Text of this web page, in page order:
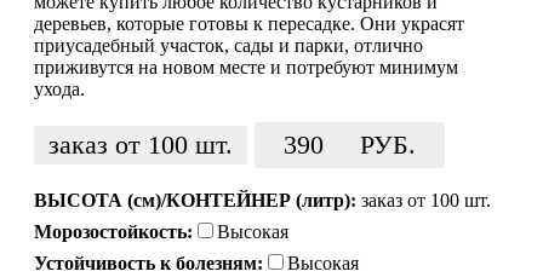
деревьев, которые готовы к пересадке. Они украсят
приусадебный участок, сады и парки, отлично
приживутся на новом месте и потребуют минимум
ухода.
заказ от 100 шт. 390 РУБ.
ВЫСОТА (см)/КОНТЕЙНЕР (литр): заказ от 100 шт.
Морозостойкость:
Высокая
Устойчивость к болезням:
Высокая